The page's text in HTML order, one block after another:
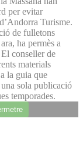
per evitar
Turisme.
de fulletons
ha permès a
conseller de
materials
la guia que
sola publicació
temporades.